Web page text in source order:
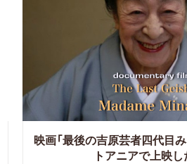
映画「最後の吉原芸者四代目
トアニアで上映し